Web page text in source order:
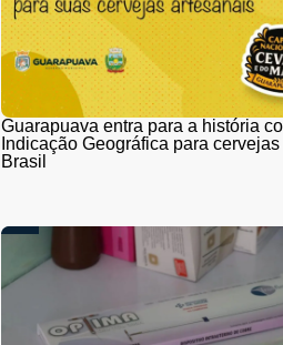
Guarapuava entra para a história
Indicação Geográfica para
Brasil